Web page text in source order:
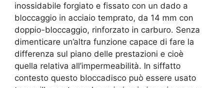
inossidabile forgiato e fissato con un dado a
bloccaggio in acciaio temprato, da 14 mm con
doppio-bloccaggio, rinforzato in carburo. Senza
dimenticare un’altra funzione capace di fare la
differenza sul piano delle prestazioni e cioè
quella relativa all’impermeabilità. In siffatto
contesto questo bloccadisco può essere usato